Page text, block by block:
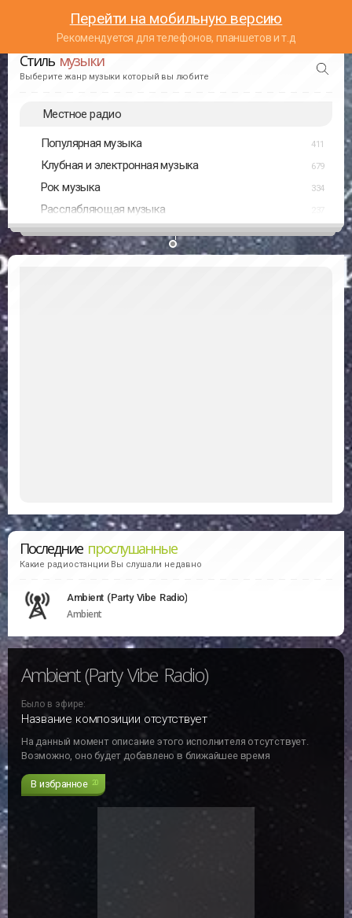
Перейти на мобильную версию
Рекомендуется для телефонов, планшетов и т.д
Стиль музыки
Выберите жанр музыки который вы любите
Местное радио
Популярная музыка 411
Клубная и электронная музыка 679
Рок музыка 334
Расслабляющая музыка
Последние прослушанные
Какие радиостанции Вы слушали недавно
Ambient (Party Vibe Radio)
Ambient
Ambient (Party Vibe Radio)
Было в эфире:
Название композиции отсутствует
На данный момент описание этого исполнителя отсутствует.
Возможно, оно будет добавлено в ближайшее время
В избранное 20